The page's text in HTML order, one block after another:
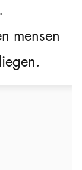
mensen